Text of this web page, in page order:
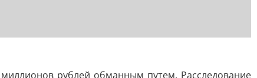
рублей обманным путем. Расследование